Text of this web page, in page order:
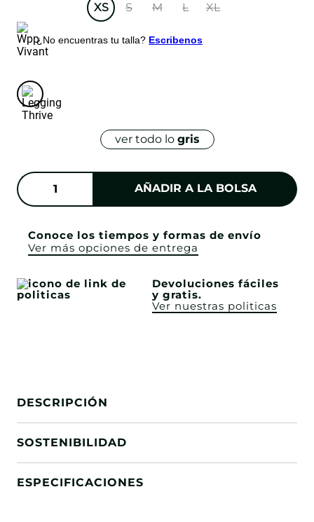
XS S M L XL
¿No encuentras tu talla? Escribenos
ver todo lo gris
AÑADIR A LA BOLSA
Conoce los tiempos y formas de envío
Ver más opciones de entrega
Devoluciones fáciles
y gratis.
Ver nuestras politicas
DESCRIPCIÓN
SOSTENIBILIDAD
ESPECIFICACIONES